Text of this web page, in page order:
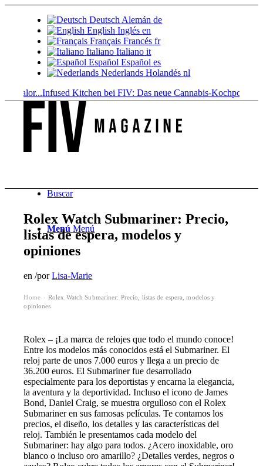
Deutsch Alemán de
English Inglés en
Français Francés fr
Italiano Italiano it
Español Español es
Nederlands Holandés nl
Infused Kitchen bei FIV: Das neue Cannabis-Kochportal
Buscar
Menú Menú
Rolex Watch Submariner: Precio,
listas de espera, modelos y
opiniones
en/porLisa-Marie
Home
Rolex Watch Submariner: Precio, listas de espera, modelos y
opiniones
Rolex – ¡La marca de relojes que todo el mundo conoce!
Entre los modelos más conocidos está el Submariner. El
reloj parte de unos 7.000 euros y llega a un precio de
36.200 euros. El Submariner fue desarrollado
especialmente para los deportistas y encarna la elegancia,
la aventura y la deportividad. Incluso el icono de James
Bond, Daniel Craig, se muestra orgulloso con el Rolex
Submariner en sus famosas películas. Te contamos los
precios, el diseño, los detalles y las características del
reloj. También le presentamos cada modelo del
Submariner: hay algo para todos. ¿Acero inoxidable, oro
blanco o incluso oro amarillo? ¿Detalles verdes, negros o